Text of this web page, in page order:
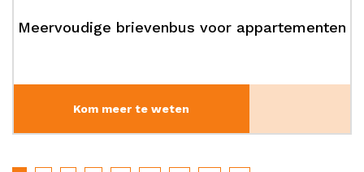
Meervoudige brievenbus voor appartementen
Kom meer te weten